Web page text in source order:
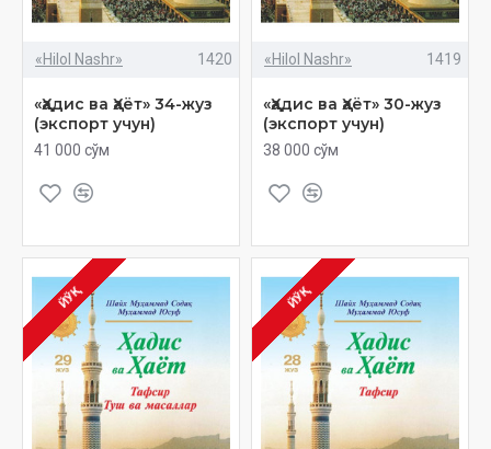
«Hilol Nashr» 1420
«Ҳадис ва Ҳаёт» 34-жуз
(экспорт учун)
41 000 сўм
«Hilol Nashr» 1419
«Ҳадис ва Ҳаёт» 30-жуз
(экспорт учун)
38 000 сўм
ЙЎҚ ЙЎҚ